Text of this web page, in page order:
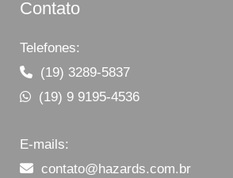
Contato
Telefones:
(19) 3289-5837
(19) 9 9195-4536
E-mails:
contato@hazards.com.br